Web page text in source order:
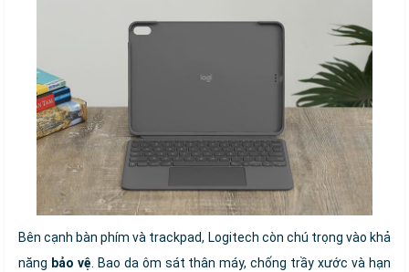
Bên cạnh bàn phím và trackpad, Logitech còn chú trọng vào khả
năng bảo vệ. Bao da ôm sát thân máy, chống trầy xước và hạn